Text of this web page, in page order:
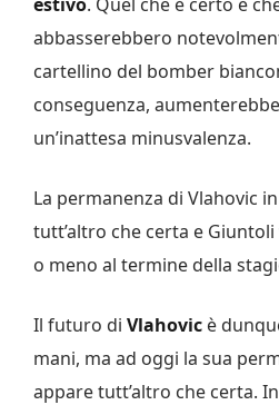
abbasserebbero
cartellino del bomber
conseguenza,
un’inattesa minusvalenza.
La permanenza di Vlahovic
tutt’altro che certa e
o meno al termine della
Il futuro di Vlahovic è
mani, ma ad oggi la sua
appare tutt’altro che certa.